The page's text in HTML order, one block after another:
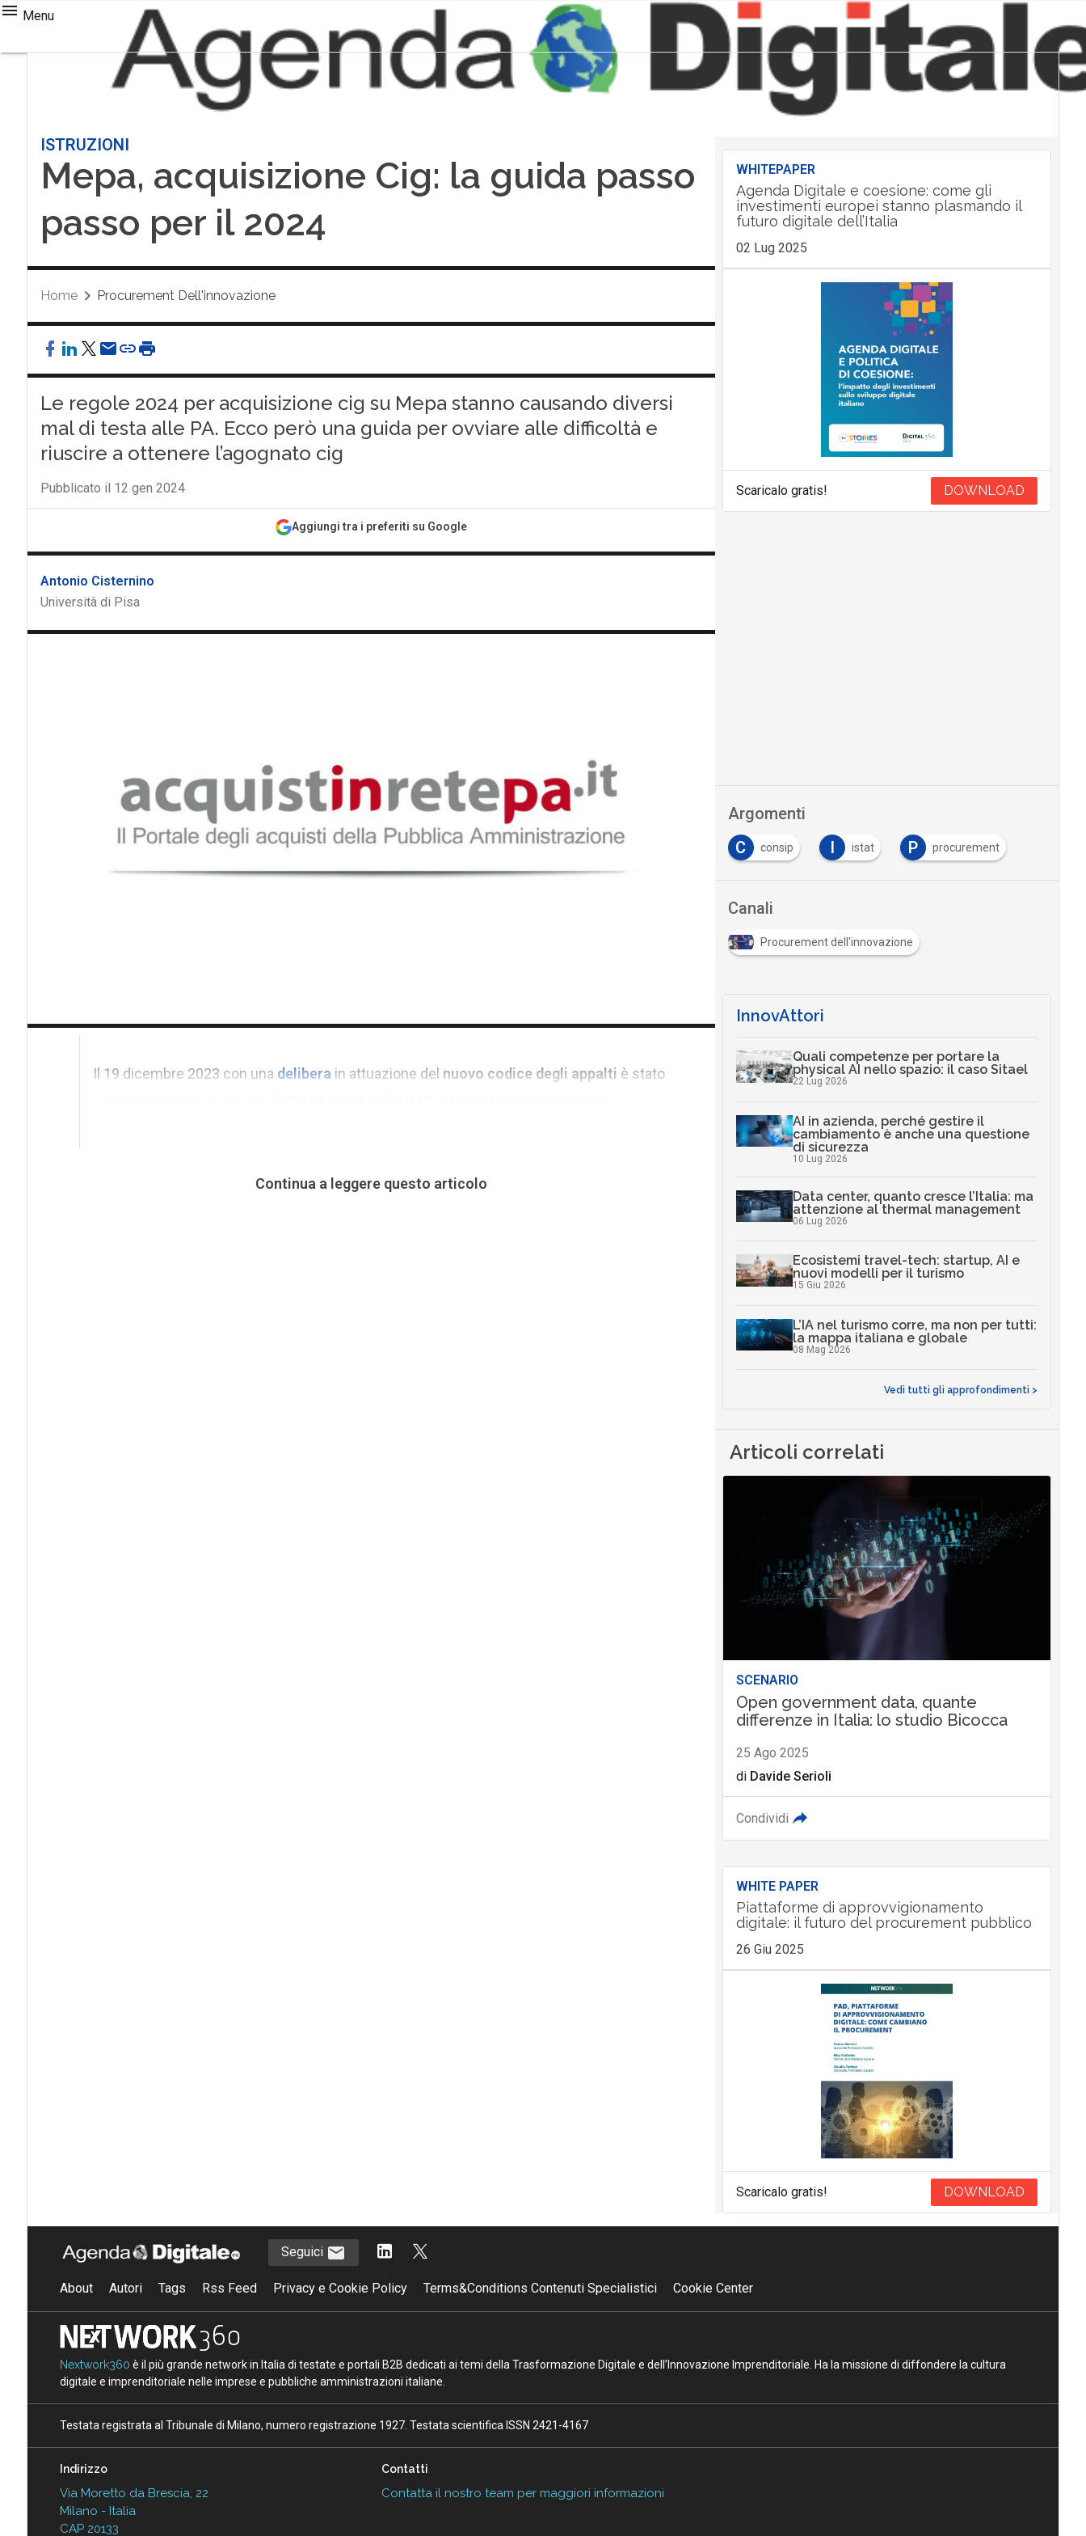
Menu
ISTRUZIONI
Mepa, acquisizione Cig: la guida passo
passo per il 2024
Home Procurement Dell'innovazione
Le regole 2024 per acquisizione cig su Mepa stanno causando diversi
mal di testa alle PA. Ecco però una guida per ovviare alle difficoltà e
riuscire a ottenere l’agognato cig
Pubblicato il 12 gen 2024
Aggiungi tra i preferiti su Google
Antonio Cisternino
Università di Pisa
Il 19 dicembre 2023 con una delibera in attuazione del nuovo codice degli appalti è stato
Continua a leggere questo articolo
WHITEPAPER
Agenda Digitale e coesione: come gli
investimenti europei stanno plasmando il
futuro digitale dell’Italia
02 Lug 2025
Scaricalo gratis! DOWNLOAD
Argomenti
C
consip I istat P procurement
Canali
Procurement dell'innovazione
InnovAttori
Quali competenze per portare la
physical AI nello spazio: il caso Sitael
22 Lug 2026
AI in azienda, perché gestire il
cambiamento è anche una questione
di sicurezza
10 Lug 2026
Data center, quanto cresce l’Italia: ma
attenzione al thermal management
06 Lug 2026
Ecosistemi travel-tech: startup, AI e
nuovi modelli per il turismo
15 Giu 2026
L’IA nel turismo corre, ma non per tutti:
la mappa italiana e globale
08 Mag 2026
Vedi tutti gli approfondimenti >
Articoli correlati
SCENARIO
Open government data, quante
differenze in Italia: lo studio Bicocca
25 Ago 2025
di Davide Serioli
Condividi
WHITE PAPER
Piattaforme di approvvigionamento
digitale: il futuro del procurement pubblico
26 Giu 2025
Scaricalo gratis! DOWNLOAD
Seguici
About Autori Tags Rss Feed Privacy e Cookie Policy Terms&Conditions Contenuti Specialistici Cookie Center
Nextwork360 è il più grande network in Italia di testate e portali B2B dedicati ai temi della Trasformazione Digitale e dell’Innovazione Imprenditoriale. Ha la missione di diffondere la cultura
digitale e imprenditoriale nelle imprese e pubbliche amministrazioni italiane.
Testata registrata al Tribunale di Milano, numero registrazione 1927. Testata scientifica ISSN 2421-4167
Indirizzo
Via Moretto da Brescia, 22
Milano - Italia
CAP 20133
Contatti
Contatta il nostro team per maggiori informazioni